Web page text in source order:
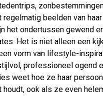
regelmatig beelden van
het ondertussen gewend
Het is niet alleen een
vorm van lifestyle-
professioneel ogend
weet hoe ze haar
ook als ze even